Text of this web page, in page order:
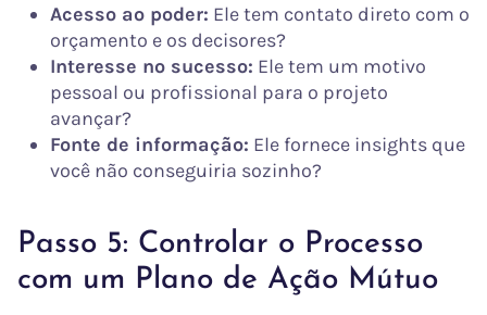
Acesso ao poder: Ele tem contato direto com o
orçamento e os decisores?
Interesse no sucesso: Ele tem um motivo
pessoal ou profissional para o projeto
avançar?
Fonte de informação: Ele fornece insights que
você não conseguiria sozinho?
Passo 5: Controlar o Processo
com um Plano de Ação Mútuo